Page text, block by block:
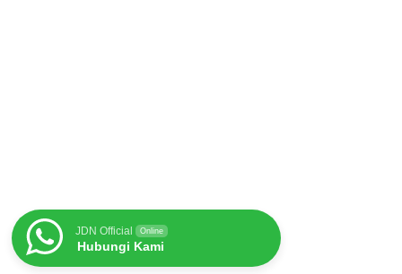
JDN Official Online
Hubungi Kami